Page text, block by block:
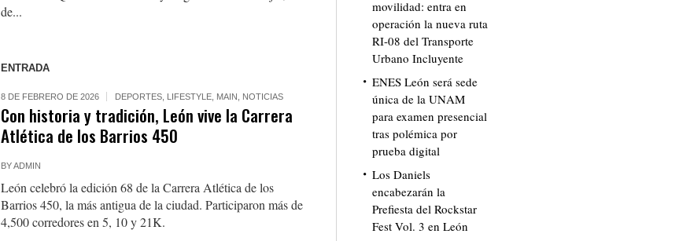
de...
ENTRADA
8 DE FEBRERO DE 2026 DEPORTES, LIFESTYLE, MAIN NOTICIAS
Con historia y tradición, León vive la Carrera
Atlética de los Barrios 450
BYADMIN
León celebró la edición 68 de la Carrera Atlética de los
Barrios 450, la más antigua de la ciudad. Participaron más de
4,500 corredores en 5, 10 y 21K.
movilidad: entra en
operación la nueva ruta
RI-08 del Transporte
Urbano Incluyente
ENES León será sede
única de la UNAM
para examen presencial
tras polémica por
prueba digital
Los Daniels
encabezarán la
Prefiesta del Rockstar
Fest Vol. 3 en León